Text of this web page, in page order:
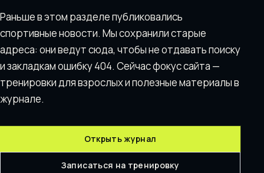
Раньше в этом разделе публиковались
спортивные новости. Мы сохранили старые
адреса: они ведут сюда, чтобы не отдавать поискy
и закладкам ошибку 404. Сейчас фокус сайта —
тренировки для взрослых и полезные материалы в
журнале.
Открыть журнал
Записаться на тренировку